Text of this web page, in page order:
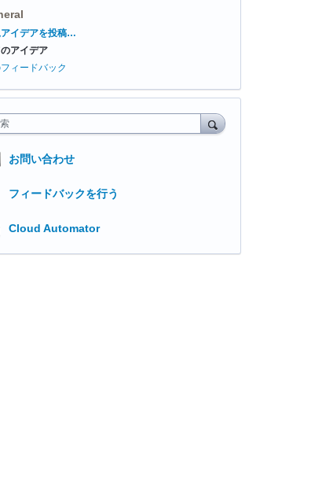
イデアを投稿…
アイデア
ィードバック
お問い合わせ
フィードバックを行う
Cloud Automator